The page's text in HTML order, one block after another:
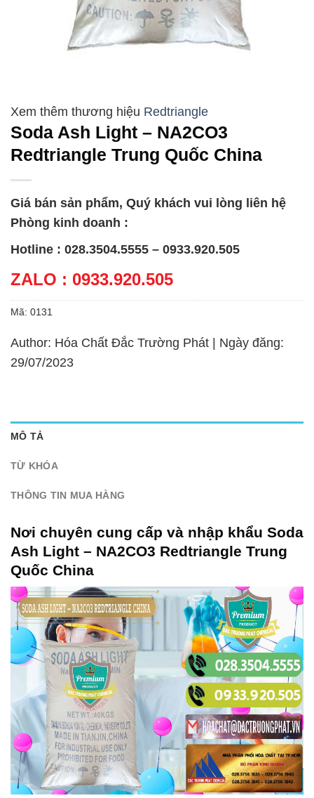
Redtriangle
Soda Ash Light – NA2CO3
Redtriangle Trung Quốc China
Giá bán sản phẩm, Quý khách vui lòng liên hệ
Phòng kinh doanh :
Hotline : 028.3504.5555 – 0933.920.505
ZALO : 0933.920.505
Mã: 0131
Author: Hóa Chất Đắc Trường Phát | Ngày đăng:
29/07/2023
MÔ TẢ
TỪ KHÓA
THÔNG TIN MUA HÀNG
Nơi chuyên cung cấp và nhập khẩu Soda
Ash Light – NA2CO3 Redtriangle Trung
Quốc China